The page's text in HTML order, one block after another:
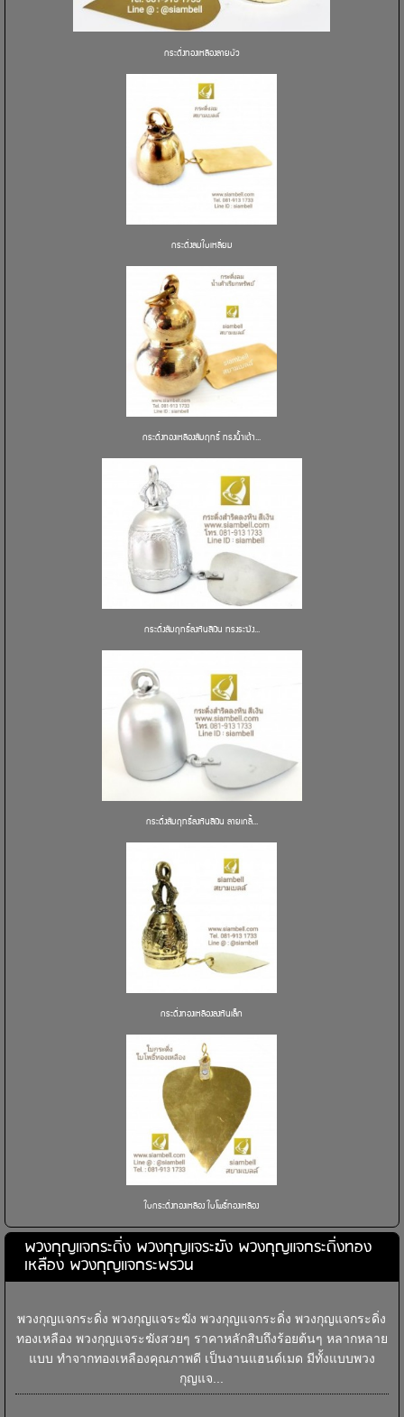
กระดิ่งทองเหลืองลายบัว
กระดิ่งลมใบเหลี่ยม
กระดิ่งทองเหลืองสัมฤทธิ์ ทรงน้ำเต้า...
กระดิ่งสัมฤทธิ์ลงหินสีเงิน ทรงระฆัง...
กระดิ่งสัมฤทธิ์ลงหินสีเงิน ลายเกลี้...
กระดิ่งทองเหลืองลงหินเล็ก
ใบกระดิ่งทองเหลือง ใบโพธิ์ทองเหลือง
พวงกุญแจกระดิ่ง พวงกุญแจระฆัง พวงกุญแจกระดิ่งทอง
เหลือง พวงกุญแจกระพรวน
พวงกุญแจกระดิ่ง พวงกุญแจระฆัง พวงกุญแจกระดิ่ง พวงกุญแจกระดิ่ง
ทองเหลือง พวงกุญแจระฆังสวยๆ ราคาหลักสิบถึงร้อยต้นๆ หลากหลาย
แบบ ทำจากทองเหลืองคุณภาพดี เป็นงานแฮนด์เมด มีทั้งแบบพวง
กุญแจ...